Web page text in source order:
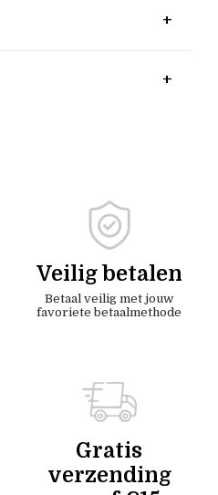
Veilig betalen
Betaal veilig met jouw
favoriete betaalmethode
Gratis
verzending